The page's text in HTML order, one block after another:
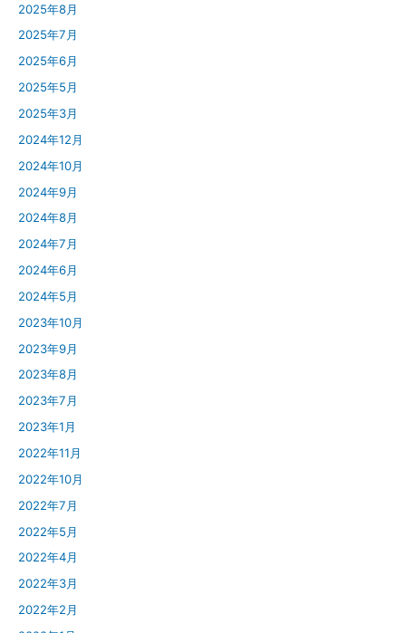
2025年8月
2025年7月
2025年6月
2025年5月
2025年3月
2024年12月
2024年10月
2024年9月
2024年8月
2024年7月
2024年6月
2024年5月
2023年10月
2023年9月
2023年8月
2023年7月
2023年1月
2022年11月
2022年10月
2022年7月
2022年5月
2022年4月
2022年3月
2022年2月